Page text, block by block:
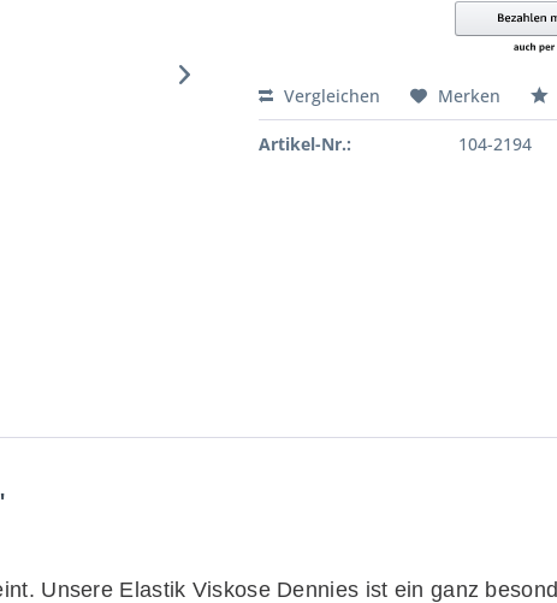
Vergleichen Merken
Artikel-Nr.: 104-2194
Unsere Elastik Viskose Dennies ist ein ganz